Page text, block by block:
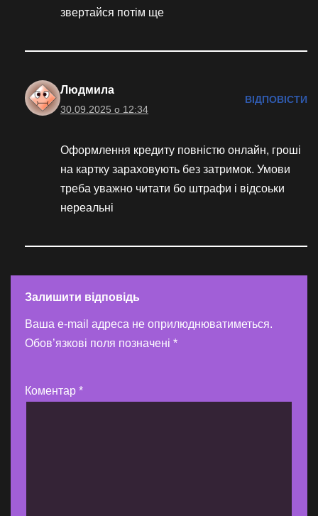
звертайся потім ще
Людмила
30.09.2025 о 12:34
ВІДПОВІСТИ
Оформлення кредиту повністю онлайн, гроші
на картку зараховують без затримок. Умови
треба уважно читати бо штрафи і відсоьки
нереальні
Залишити відповідь
Ваша e-mail адреса не оприлюднюватиметься.
Обов’язкові поля позначені *
Коментар *